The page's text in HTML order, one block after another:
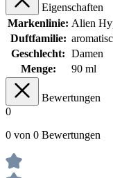
Eigenschaften
Markenlinie: Alien
Duftfamilie:
Geschlecht: Damen
Menge:
90 ml
Bewertungen
0
0 von 0 Bewertungen